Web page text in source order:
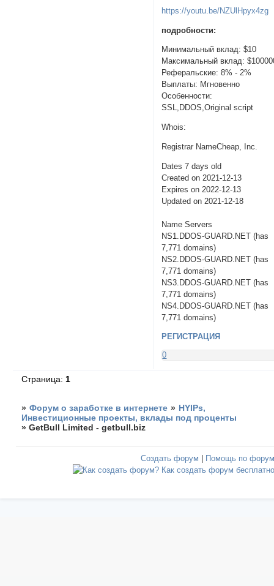
https://youtu.be/NZUlHpyx4zg
подробности:
Минимальный вклад: $10
Максимальный вклад:
Реферальские: 8% - 2%
Выплаты: Мгновенно
Особенности:
SSL,DDOS,Original script
Whois:
Registrar NameCheap, Inc.
Dates 7 days old
Created on 2021-12-13
Expires on 2022-12-13
Updated on 2021-12-18
Name Servers
NS1.DDOS-GUARD.NET (has
7,771 domains)
NS2.DDOS-GUARD.NET (has
7,771 domains)
NS3.DDOS-GUARD.NET (has
7,771 domains)
NS4.DDOS-GUARD.NET (has
7,771 domains)
РЕГИСТРАЦИЯ
0
Страница: 1
» Форум о заработке в интернете » HYIPs,
Инвестиционные проекты, вклады под проценты
»GetBull Limited - getbull.biz
Создать форум | Помощь по